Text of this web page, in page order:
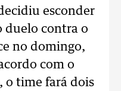
esconder
duelo contra o
no domingo,
com o
o time fará dois